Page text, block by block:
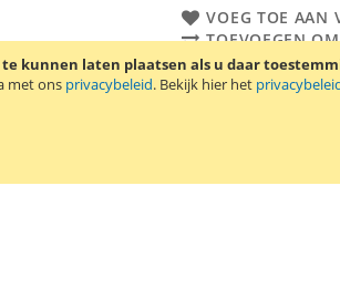
kunnen laten plaatsen als u daar
met ons privacybeleid. Bekijk hier het
VOEG TOE AAN
TOEVOEGEN
Trendy8